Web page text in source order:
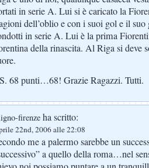
in serie A. Lui si è caricato la
dell’oblio e con i suoi gol e il suo
in serie A. Lui è la prima
della rinascita. Al Riga si deve
68 punti…68! Grazie Ragazzi. Tutti.
firenze ha scritto:
22nd, 2006 alle 22:08
me a palermo sarebbe un
a quello della roma…nel